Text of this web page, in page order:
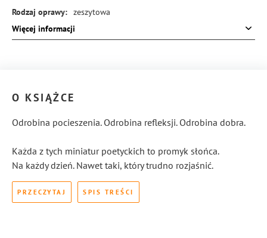
Rodzaj oprawy: zeszytowa
ISBN:
978-83-8369-758-1
Więcej informacji
O KSIĄŻCE
Odrobina pocieszenia. Odrobina refleksji. Odrobina dobra.
Każda z tych miniatur poetyckich to promyk słońca.
Na każdy dzień. Nawet taki, który trudno rozjaśnić.
PRZECZYTAJ SPIS TREŚCI